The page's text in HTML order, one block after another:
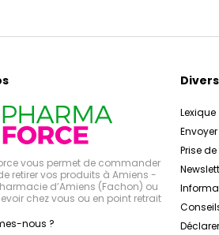
vous permet de commander
retirer vos produits à Amiens -
d’Amiens (Fachon) ou
chez vous ou en point retrait
nous ?
Divers
Lexique
Prise